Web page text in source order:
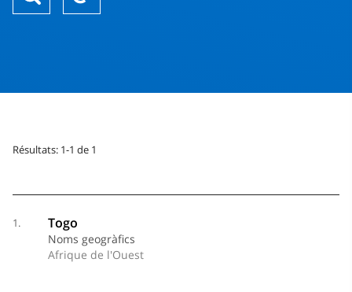
Résultats: 1-1 de 1
1. Togo
Noms geogràfics
Afrique de l'Ouest